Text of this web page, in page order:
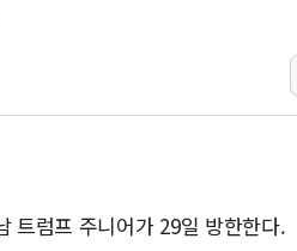
, 쿡 연준 이사 해임 재추진…"26일까
증시, 美 고용 예상 밖 부진에 연준 금
준 매파 기세 꺾이나…고용 감소에 9월
] 이슬람 수니파 3국, '공동방위협정'
핵심 원유 수출항 '하르그섬', 최근 1주
트럼프 주니어가 29일 방한한다.